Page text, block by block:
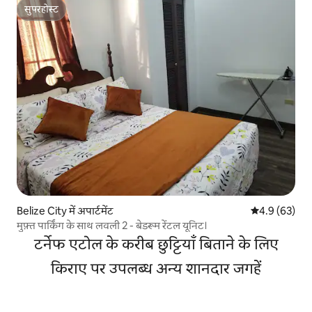
सुपरहोस्ट
सुपरहोस्ट
Belize City में अपार्टमेंट औसत रेटिंग 5 में
4.9 (63)
मुफ़्त पार्किंग के साथ लवली 2 - बेडरूम रेंटल यूनिट।
टर्नेफ एटोल के करीब छुट्टियाँ बिताने के लिए
किराए पर उपलब्ध अन्य शानदार जगहें